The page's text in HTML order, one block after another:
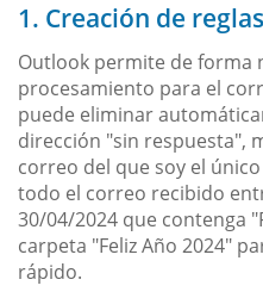
1. Creación de reglas
Outlook permite de forma
procesamiento para el
puede eliminar
dirección "sin respuesta",
correo del que soy el
todo el correo recibido
30/04/2024 que contenga
carpeta "Feliz Año 2024"
rápido.